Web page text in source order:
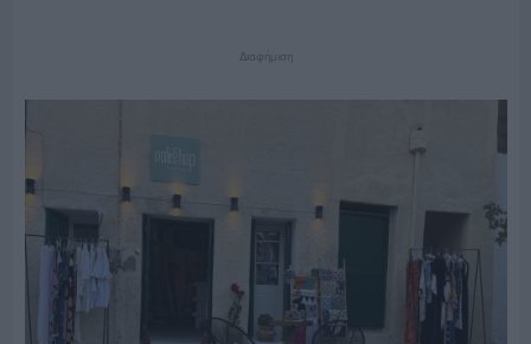
Διαφήμιση